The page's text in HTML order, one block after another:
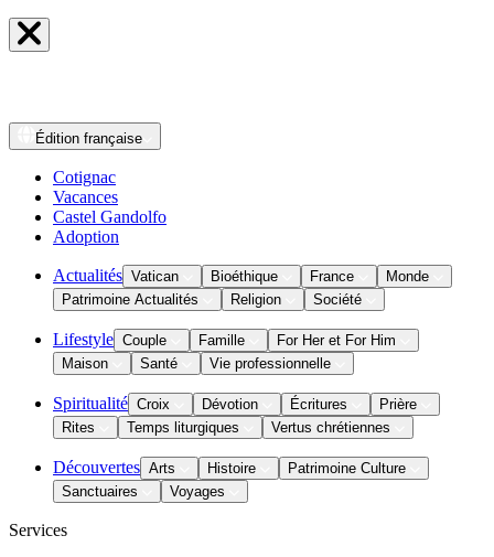
Édition française
Cotignac
Vacances
Castel Gandolfo
Adoption
Actualités Vatican Bioéthique France
Monde
Patrimoine Actualités
Religion Société
Lifestyle Couple Famille
For Her et For Him
Maison
Santé Vie professionnelle
Spiritualité Croix Dévotion Écritures
Prière
Rites
Temps liturgiques Vertus chrétiennes
Découvertes Arts Histoire
Patrimoine Culture
Sanctuaires
Voyages
Services